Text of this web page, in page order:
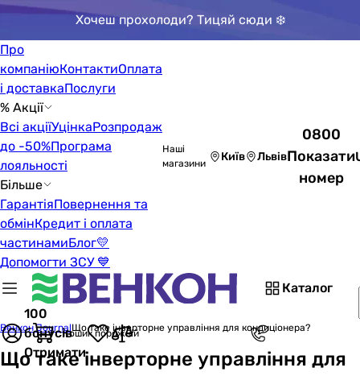
Хочеш прохолоди? Тицяй сюди ❄️
Про
компаніюКонтактиОплата
і доставкаПослуги
% Акції
Всі акціїУцінкаРозпродаж
до -50%Програма
лояльності
Більше
ГарантіяПовернення та
обмінКредит і оплата
частинамиБлог💛
Допомогти ЗСУ 💙
Наші
магазини
Київ Львів
0800
Показати
номер
Каталог
100
бонусів
Отримати
Кошик порожній
Венкон JournalЩо таке інверторне управління для кондиціонера?
Що таке інверторне управління для